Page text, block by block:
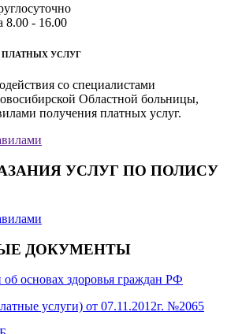
8.00 - 16.00
УСЛУГ
со специалистами
Областной больницы,
получения платных услуг.
УСЛУГ ПО ПОЛИСУ
ДОКУМЕНТЫ
основах здоровья граждан РФ
услуги) от 07.11.2012г. №2065